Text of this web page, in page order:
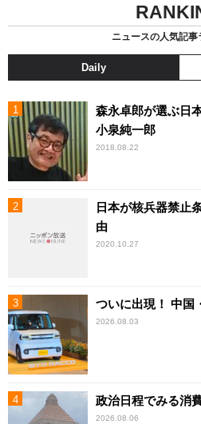
ニュースの人気記事
Daily
森永卓郎が選ぶ日
小泉純一郎
2018.08.22
日本が核兵器禁止
由
2020.10.27
ついに出現！ 中国
2026.08.03
政治日程でみる消
2026.08.06